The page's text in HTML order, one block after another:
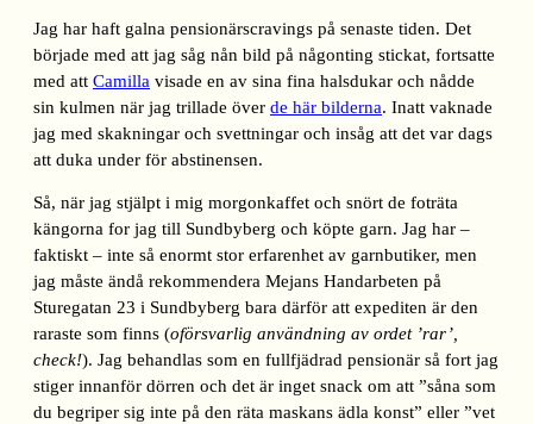
Jag har haft galna pensionärscravings på senaste tiden. Det
började med att jag såg nån bild på någonting stickat, fortsatte
med att Camilla visade en av sina fina halsdukar och nådde
sin kulmen när jag trillade över de här bilderna. Inatt vaknade
jag med skakningar och svettningar och insåg att det var dags
att duka under för abstinensen.
Så, när jag stjälpt i mig morgonkaffet och snört de foträta
kängorna for jag till Sundbyberg och köpte garn. Jag har –
faktiskt – inte så enormt stor erfarenhet av garnbutiker, men
jag måste ändå rekommendera Mejans Handarbeten på
Sturegatan 23 i Sundbyberg bara därför att expediten är den
raraste som finns (oförsvarlig användning av ordet ’rar’,
check!). Jag behandlas som en fullfjädrad pensionär så fort jag
stiger innanför dörren och det är inget snack om att ”såna som
du begriper sig inte på den räta maskans ädla konst” eller ”vet